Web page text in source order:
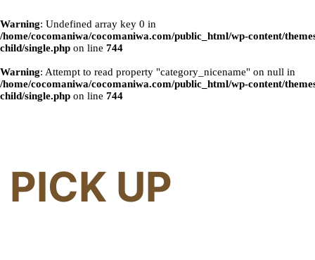
Warning: Undefined array key 0 in
/home/cocomaniwa/cocomaniwa.com/public_html/wp-content/
child/single.php on line 744
Warning: Attempt to read property "category_nicename" on null in
/home/cocomaniwa/cocomaniwa.com/public_html/wp-content/
child/single.php on line 744
PICK UP